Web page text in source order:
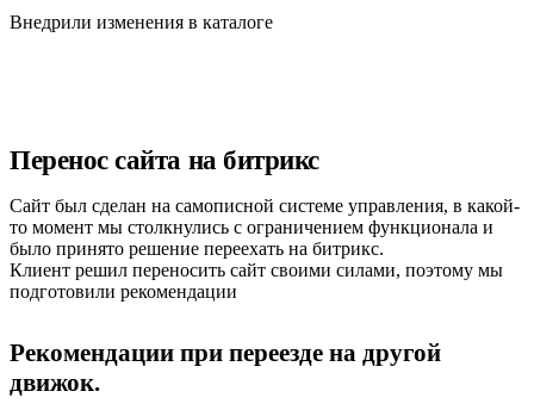
Внедрили изменения в каталоге
Перенос сайта на битрикс
Сайт был сделан на самописной системе управления, в какой-
то момент мы столкнулись с ограничением функционала и
было принято решение переехать на битрикс.
Клиент решил переносить сайт своими силами, поэтому мы
подготовили рекомендации
Рекомендации при переезде на другой
движок.